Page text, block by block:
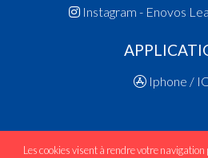
Instagram - Enovos
Iphone /
Les cookies visent à rendre votre